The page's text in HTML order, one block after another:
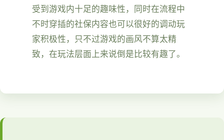
受到游戏内十足的趣味性，同时在流程中
不时穿插的社保内容也可以很好的调动玩
家积极性，只不过游戏的画风不算太精
致，在玩法层面上来说倒是比较有趣了。